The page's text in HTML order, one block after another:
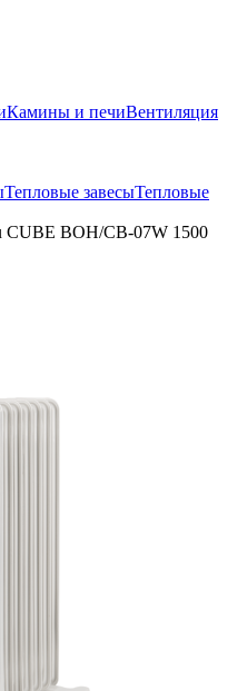
Камины и печиВентиляция
Тепловые завесыТепловые
CUBE BOH/CB-07W 1500